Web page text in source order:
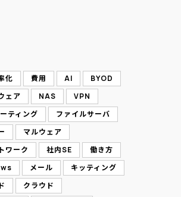
化 費用 AI
BYOD
ェア
NAS
VPN
ティング
ファイルサーバ
マルウェア
ワーク
社内SE
働き方
メール
キッティング
クラウド